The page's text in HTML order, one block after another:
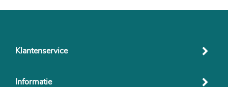
Klantenservice
Informatie